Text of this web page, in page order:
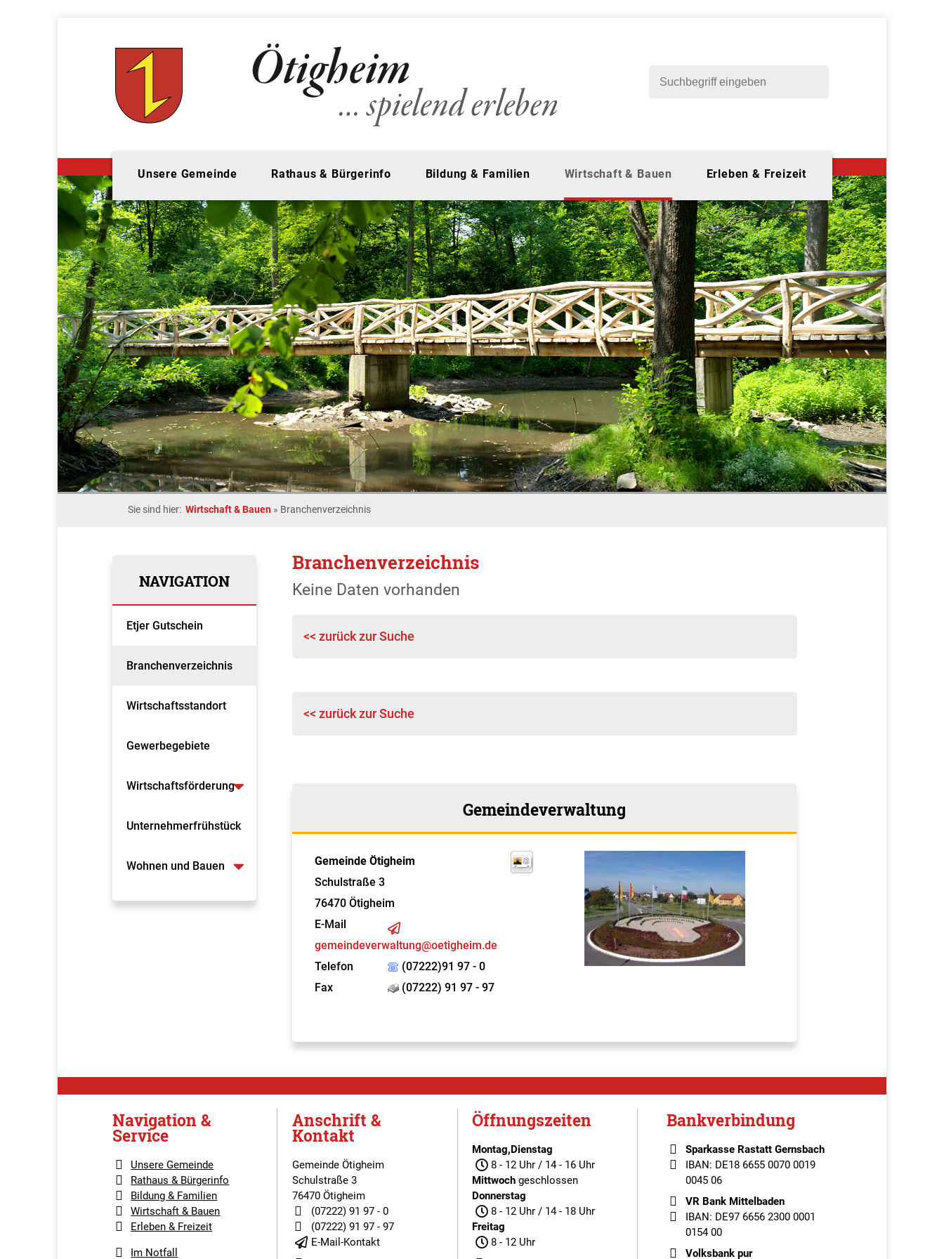
Unsere Gemeinde Rathaus & Bürgerinfo Bildung & Familien Wirtschaft & Bauen Erleben & Freizeit
Sie sind hier: Wirtschaft & Bauen » Branchenverzeichnis
NAVIGATION
Etjer Gutschein
Branchenverzeichnis
Wirtschaftsstandort
Gewerbegebiete
Wirtschaftsförderung
Unternehmerfrühstück
Wohnen und Bauen
Branchenverzeichnis
Keine Daten vorhanden
<< zurück zur Suche
<< zurück zur Suche
Gemeindeverwaltung
Gemeinde Ötigheim
Schulstraße 3
76470 Ötigheim
E-Mail
gemeindeverwaltung@oetigheim.de
Telefon
(07222)91 97 - 0
Fax
(07222) 91 97 - 97
Navigation &
Service
Unsere Gemeinde
Rathaus & Bürgerinfo
Bildung & Familien
Wirtschaft & Bauen
Erleben & Freizeit
Im Notfall
Anschrift &
Kontakt
Gemeinde Ötigheim
Schulstraße 3
76470 Ötigheim
(07222) 91 97 - 0
(07222) 91 97 - 97
E-Mail-Kontakt
Öffnungszeiten
Montag,Dienstag
8 - 12 Uhr / 14 - 16 Uhr
Mittwoch geschlossen
Donnerstag
8 - 12 Uhr / 14 - 18 Uhr
Freitag
8 - 12 Uhr
Bankverbindung
Sparkasse Rastatt Gernsbach
IBAN: DE18 6655 0070 0019
0045 06
VR Bank Mittelbaden
IBAN: DE97 6656 2300 0001
0154 00
Volksbank pur